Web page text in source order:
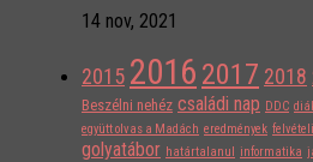
14 nov, 2021
2015 2016 2017 2018
Beszélni nehéz családi nap DDC
együtt olvas a Madách eredmények felvételi
golyatábor határtalanul informatika